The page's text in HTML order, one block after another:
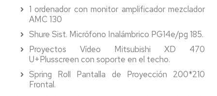
1 ordenador con monitor amplificador mezclador
AMC 130
Shure Sist. Micrófono Inalámbrico PG14e/pg 185.
Proyectos Vídeo Mitsubishi XD 470
U+Plusscreen con soporte en el techo.
Spring Roll Pantalla de Proyección 200*210
Frontal.